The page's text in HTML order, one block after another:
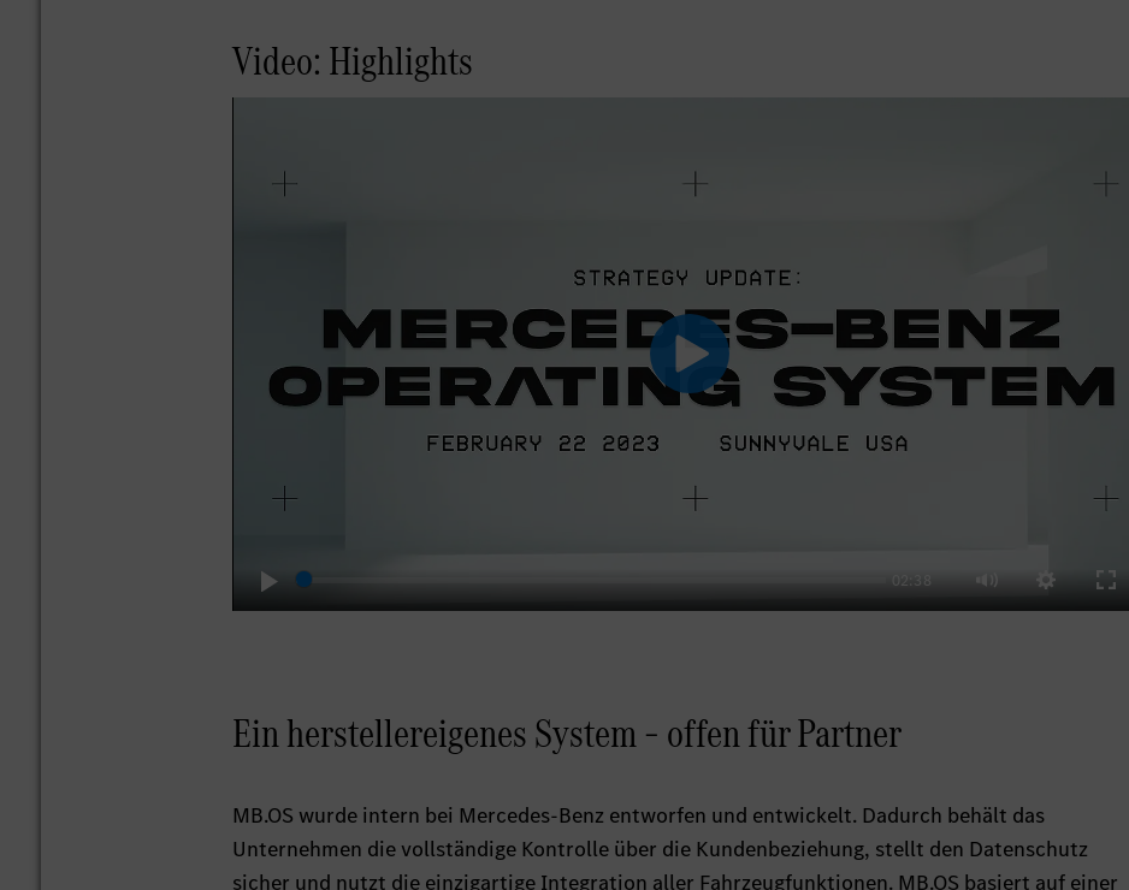
Video: Highlights
02:38
Play
Ein herstellereigenes System – offen für Partner
MB.OS wurde intern bei Mercedes-Benz entworfen und entwickelt. Dadurch behält das
Unternehmen die vollständige Kontrolle über die Kundenbeziehung, stellt den Datenschutz
sicher und nutzt die einzigartige Integration aller Fahrzeugfunktionen. MB.OS basiert auf einer